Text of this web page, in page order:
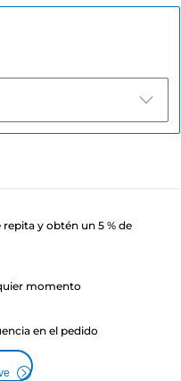
y obtén un 5 % de
momento
en el pedido